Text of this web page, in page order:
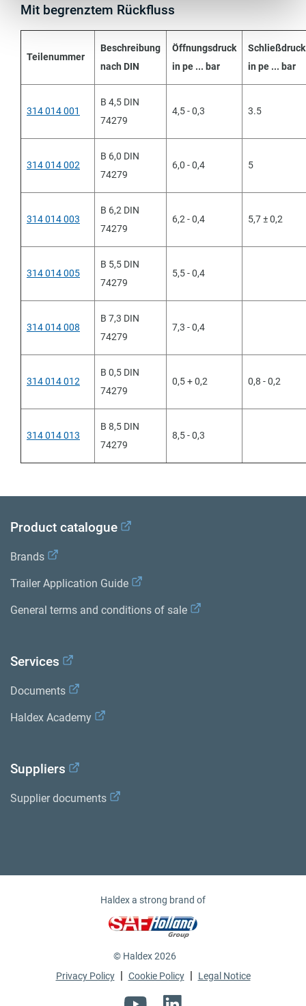
Mit begrenztem Rückfluss
Teilenummer
Beschreibung
nach DIN
Öffnungsdruck
in pe ... bar
Schließdruck
in pe ... bar
314 014 001
B 4,5 DIN
74279
4,5 - 0,3 3.5
314 014 002
B 6,0 DIN
74279
6,0 - 0,4 5
314 014 003
B 6,2 DIN
74279
6,2 - 0,4 5,7 ± 0,2
314 014 005
B 5,5 DIN
74279
5,5 - 0,4
314 014 008
B 7,3 DIN
74279
7,3 - 0,4
314 014 012
B 0,5 DIN
74279
0,5 + 0,2 0,8 - 0,2
314 014 013
B 8,5 DIN
74279
8,5 - 0,3
Product catalogue
Brands
Trailer Application Guide
General terms and conditions of sale
Services
Documents
Haldex Academy
Suppliers
Supplier documents
Haldex a strong brand of
© Haldex 2026
Privacy Policy | Cookie Policy | Legal Notice